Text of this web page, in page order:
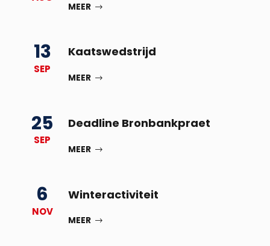
MEER
13
SEP
Kaatswedstrijd
MEER
25
SEP
Deadline Bronbankpraet
MEER
6
NOV
Winteractiviteit
MEER